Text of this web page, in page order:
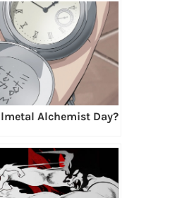
Alchemist Day?